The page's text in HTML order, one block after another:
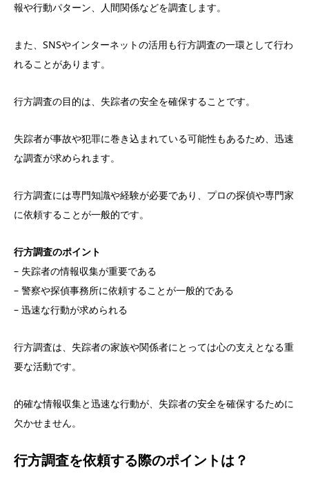
報や行動パターン、人間関係などを調査します。
また、SNSやインターネットの活用も行方調査の一環として行わ
れることがあります。
行方調査の目的は、失踪者の安全を確保することです。
失踪者が事故や犯罪に巻き込まれている可能性もあるため、迅速
な調査が求められます。
行方調査には専門知識や経験が必要であり、プロの探偵や専門家
に依頼することが一般的です。
行方調査のポイント
– 失踪者の情報収集が重要である
– 警察や探偵事務所に依頼することが一般的である
– 迅速な行動が求められる
行方調査は、失踪者の家族や関係者にとっては心の支えとなる重
要な活動です。
的確な情報収集と迅速な行動が、失踪者の安全を確保するために
欠かせません。
行方調査を依頼する際のポイントは？